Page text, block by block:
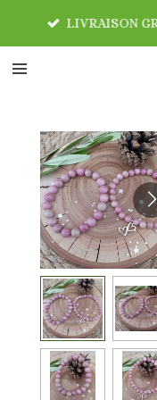
principal
LIVRAISON